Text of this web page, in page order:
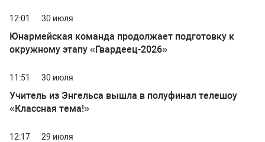
12:01 30 июля
Юнармейская команда продолжает подготовку к
окружному этапу «Гвардеец-2026»
11:51 30 июля
Учитель из Энгельса вышла в полуфинал телешоу
«Классная тема!»
12:17 29 июля